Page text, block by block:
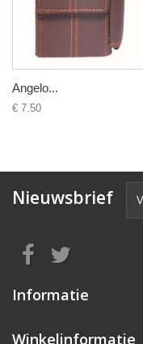
Angelo...
€ 7.50
Nieuwsbrief
Informatie
Winkelinformatie